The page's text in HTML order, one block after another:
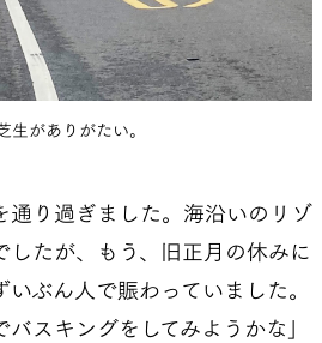
生がありがたい。
通り過ぎました。海沿いのリゾ
したが、もう、旧正月の休みに
ぶん人で賑わっていました。
スキングをしてみようかな」